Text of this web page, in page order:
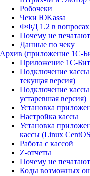
Робочеки
Чеки ЮKassa
ФФД 1.2 в вопросах
Почему не
Данные по чеку
Архив (приложение 1С-
Приложение 1С-
Подключение
текущая версия)
Подключение
устаревшая версия)
Установка
Настройка кассы
Установка
кассы (Linux
Работа с кассой
Z-отчеты
Почему не
Коды возможных